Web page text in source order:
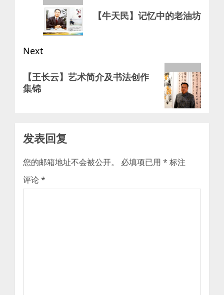
【牛天民】记忆中的老油坊
Next
post:
【王长云】艺术简介及书法创作
集锦
发表回复
您的邮箱地址不会被公开。 必填项已用 * 标注
评论*